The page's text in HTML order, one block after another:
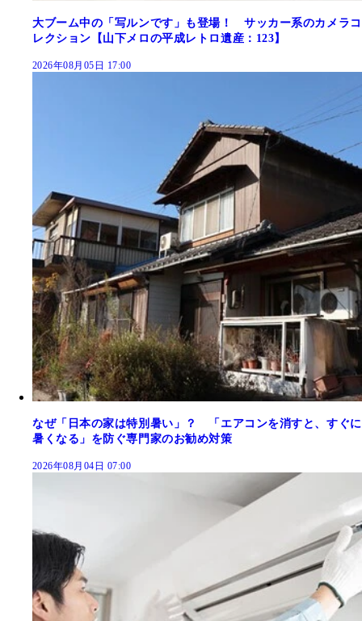
大ブーム中の「写ルンです」も登場！ サッカー系のカメラコ
レクション【山下メロの平成レトロ遺産：123】
2026年08月05日 17:00
なぜ「日本の家は特別暑い」？ 「エアコンを消すと、すぐに
暑くなる」を防ぐ専門家のお勧め対策
2026年08月04日 07:00